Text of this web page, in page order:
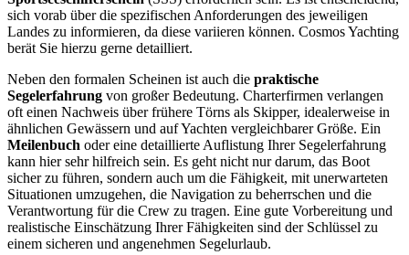
sich vorab über die spezifischen Anforderungen des jeweiligen
Landes zu informieren, da diese variieren können. Cosmos Yachting
berät Sie hierzu gerne detailliert.
Neben den formalen Scheinen ist auch die praktische
Segelerfahrung von großer Bedeutung. Charterfirmen verlangen
oft einen Nachweis über frühere Törns als Skipper, idealerweise in
ähnlichen Gewässern und auf Yachten vergleichbarer Größe. Ein
Meilenbuch oder eine detaillierte Auflistung Ihrer Segelerfahrung
kann hier sehr hilfreich sein. Es geht nicht nur darum, das Boot
sicher zu führen, sondern auch um die Fähigkeit, mit unerwarteten
Situationen umzugehen, die Navigation zu beherrschen und die
Verantwortung für die Crew zu tragen. Eine gute Vorbereitung und
realistische Einschätzung Ihrer Fähigkeiten sind der Schlüssel zu
einem sicheren und angenehmen Segelurlaub.